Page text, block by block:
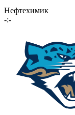
Нефтехимик
-:-